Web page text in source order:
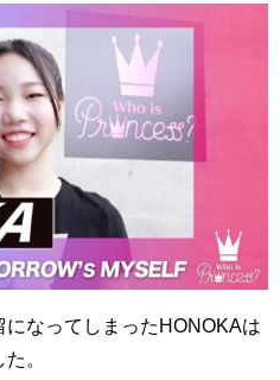
なってしまったHONOKAは
。